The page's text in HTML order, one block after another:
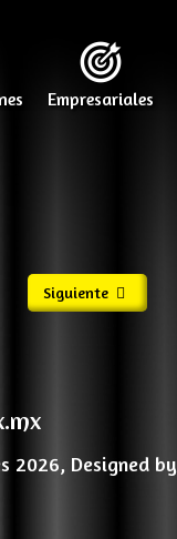
Empresariales
Siguiente
2026, Designed by